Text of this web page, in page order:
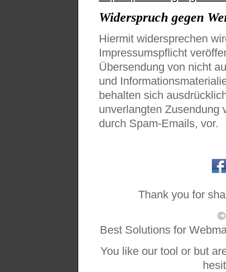
Widerspruch gegen
Hiermit widersprechen
Impressumspflicht
Übersendung von nicht
und
behalten sich
unverlangten Zusendung
durch Spam-Emails, vor.
Thank you for
Best Solutions for
You like our tool or but